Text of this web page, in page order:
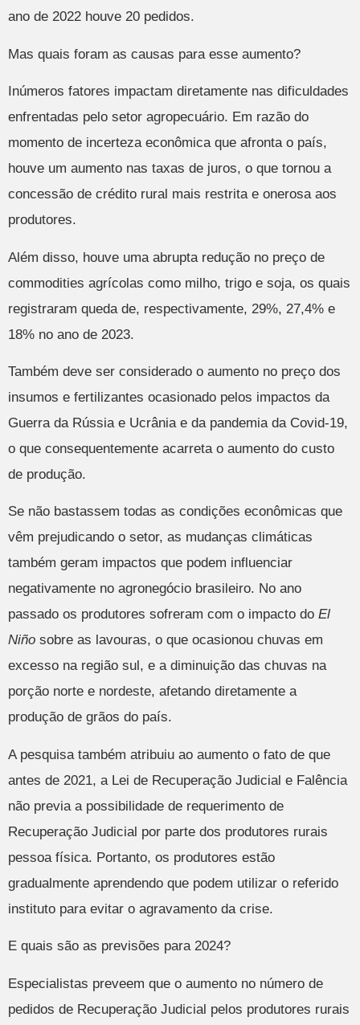
ano de 2022 houve 20 pedidos.
Mas quais foram as causas para esse aumento?
Inúmeros fatores impactam diretamente nas dificuldades
enfrentadas pelo setor agropecuário. Em razão do
momento de incerteza econômica que afronta o país,
houve um aumento nas taxas de juros, o que tornou a
concessão de crédito rural mais restrita e onerosa aos
produtores.
Além disso, houve uma abrupta redução no preço de
commodities agrícolas como milho, trigo e soja, os quais
registraram queda de, respectivamente, 29%, 27,4% e
18% no ano de 2023.
Também deve ser considerado o aumento no preço dos
insumos e fertilizantes ocasionado pelos impactos da
Guerra da Rússia e Ucrânia e da pandemia da Covid-19,
o que consequentemente acarreta o aumento do custo
de produção.
Se não bastassem todas as condições econômicas que
vêm prejudicando o setor, as mudanças climáticas
também geram impactos que podem influenciar
negativamente no agronegócio brasileiro. No ano
passado os produtores sofreram com o impacto do El
Niño sobre as lavouras, o que ocasionou chuvas em
excesso na região sul, e a diminuição das chuvas na
porção norte e nordeste, afetando diretamente a
produção de grãos do país.
A pesquisa também atribuiu ao aumento o fato de que
antes de 2021, a Lei de Recuperação Judicial e Falência
não previa a possibilidade de requerimento de
Recuperação Judicial por parte dos produtores rurais
pessoa física. Portanto, os produtores estão
gradualmente aprendendo que podem utilizar o referido
instituto para evitar o agravamento da crise.
E quais são as previsões para 2024?
Especialistas preveem que o aumento no número de
pedidos de Recuperação Judicial pelos produtores rurais